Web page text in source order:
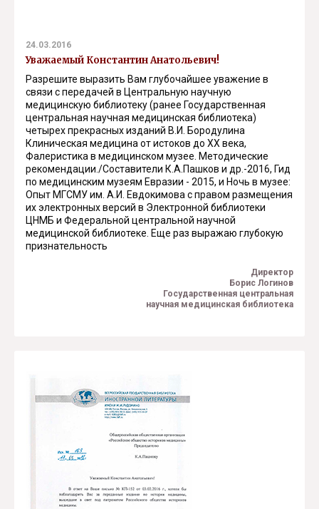
24.03.2016
Уважаемый Константин Анатольевич!
Разрешите выразить Вам глубочайшее уважение в
связи с передачей в Центральную научную
медицинскую библиотеку (ранее Государственная
центральная научная медицинская библиотека)
четырех прекрасных изданий В.И. Бородулина
Клиническая медицина от истоков до XX века,
Фалеристика в медицинском музее. Методические
рекомендации./Составители К.А.Пашков и др.-2016, Гид
по медицинским музеям Евразии - 2015, и Ночь в музее:
Опыт МГСМУ им. А.И. Евдокимова с правом размещения
их электронных версий в Электронной библиотеки
ЦНМБ и Федеральной центральной научной
медицинской библиотеке. Еще раз выражаю глубокую
признательность
Директор
Борис Логинов
Государственная центральная
научная медицинская библиотека